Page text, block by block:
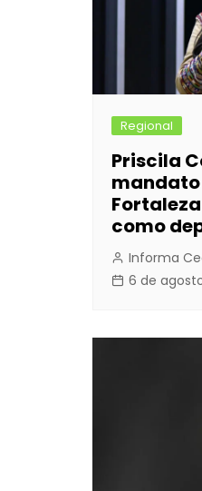
Regional
Priscila
como
Informa
6 de